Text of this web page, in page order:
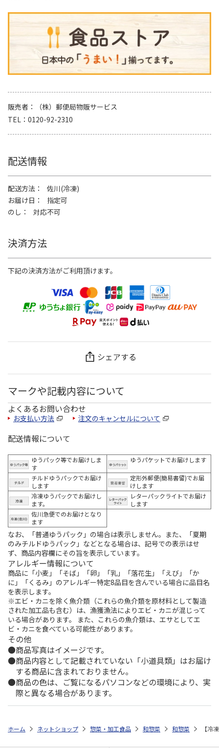
販売者
（株）郵便局物販サービス
TEL
0120-92-2310
配送情報
配送方法
佐川(冷凍)
お届け日
指定可
のし
対応不可
決済方法
下記の決済方法がご利用頂けます。
シェアする
マークや記載内容について
よくあるお問い合わせ
お支払い方法 注文のキャンセルについて
配送情報について
ゆうパック等でお届けしま
す
ゆうパケットでお届けします
チルドゆうパックでお届け
します
定形外郵便(簡易書留)でお届
けします
冷凍ゆうパックでお届けし
ます。
レターパックライトでお届け
します
佐川急便でのお届けとなり
ます
なお、「普通ゆうパック」の場合は表示しません。また、「夏期
のみチルドゆうパック」などとなる場合は、記号での表示はせ
ず、商品内容欄にその旨を表示しています。
アレルギー情報について
商品に「小麦」「そば」「卵」「乳」「落花生」「えび」「か
に」「くるみ」のアレルギー特定8品目を含んでいる場合に品目名
を表示します。
※エビ・カニを除く魚介類（これらの魚介類を原材料として製造
された加工品も含む）は、漁獲漁法によりエビ・カニが混じって
いる場合があります。 また、これらの魚介類は、エサとしてエ
ビ・カニを食べている可能性があります。
その他
商品写真はイメージです。
商品内容として記載されていない「小道具類」はお届け
する商品に含まれておりません。
商品の色は、ご覧になるパソコンなどの環境により、実
際と異なる場合があります。
ホーム ネットショップ 惣菜・加工食品 和惣菜 和惣菜 【冷